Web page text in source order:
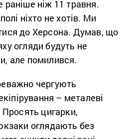
раніше ніж 11 травня.
ніхто не хотів. Ми
до Херсона. Думав, що
огляди будуть не
але помилився.
чергують
– металеві
Просять цигарки,
оглядають без